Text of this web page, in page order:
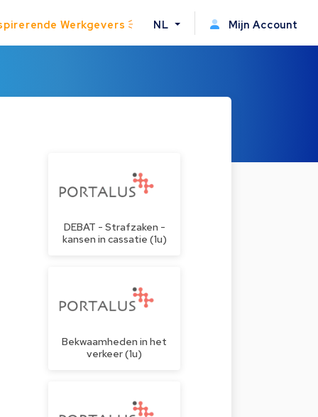
Werkgevers NL Mijn Account
DEBAT - Strafzaken -
kansen in cassatie (1u)
Bekwaamheden in het
verkeer (1u)